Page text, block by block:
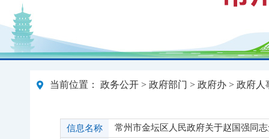
当前位置： 政务公开 > 政府部门 > 政府办 > 政府人
信息名称
常州市金坛区人民政府关于赵国强同